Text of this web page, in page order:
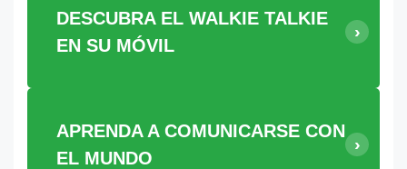
DESCUBRA EL WALKIE TALKIE
EN SU MÓVIL
APRENDA A COMUNICARSE CON
EL MUNDO